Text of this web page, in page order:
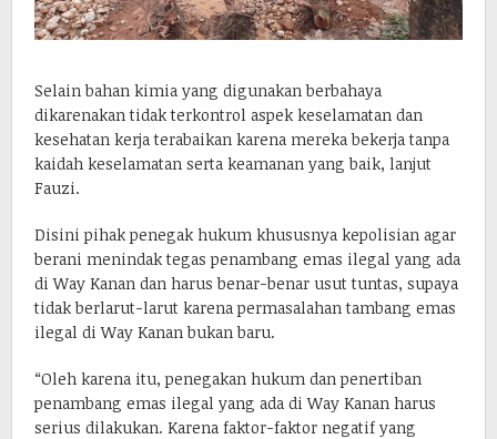
Selain bahan kimia yang digunakan berbahaya
dikarenakan tidak terkontrol aspek keselamatan dan
kesehatan kerja terabaikan karena mereka bekerja tanpa
kaidah keselamatan serta keamanan yang baik, lanjut
Fauzi.
Disini pihak penegak hukum khususnya kepolisian agar
berani menindak tegas penambang emas ilegal yang ada
di Way Kanan dan harus benar-benar usut tuntas, supaya
tidak berlarut-larut karena permasalahan tambang emas
ilegal di Way Kanan bukan baru.
“Oleh karena itu, penegakan hukum dan penertiban
penambang emas ilegal yang ada di Way Kanan harus
serius dilakukan. Karena faktor-faktor negatif yang